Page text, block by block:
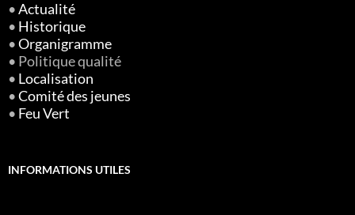
•Actualité
• Historique
•Organigramme
• Politique qualité
• Localisation
•Comité des jeunes
• Feu Vert
INFORMATIONS UTILES